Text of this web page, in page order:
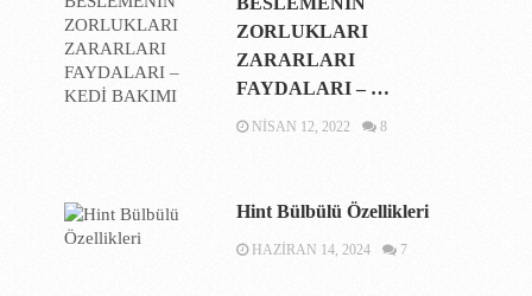
ZORLUKLARI
ZARARLARI
FAYDALARI – …
NISAN 12, 2022 8
Hint Bülbülü Özellikleri
HAZIRAN 14, 2024 7